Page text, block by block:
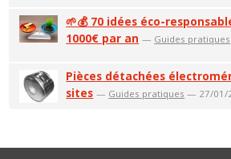
🌱💰 70 idées éco-
1000€ par an — Guides pratiques
Pièces détachées
sites — Guides pratiques — 27/01/